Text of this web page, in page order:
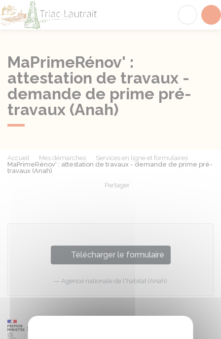
MaPrimeRénov' :
attestation de travaux -
demande de prime pré-
travaux (Anah)
Accueil Mes démarches
Services en ligne et formulaires
MaPrimeRénov' : attestation de travaux - demande de prime pré-
travaux (Anah)
Partager
Télécharger le formulaire
Agence nationale de l'habitat (Anah)